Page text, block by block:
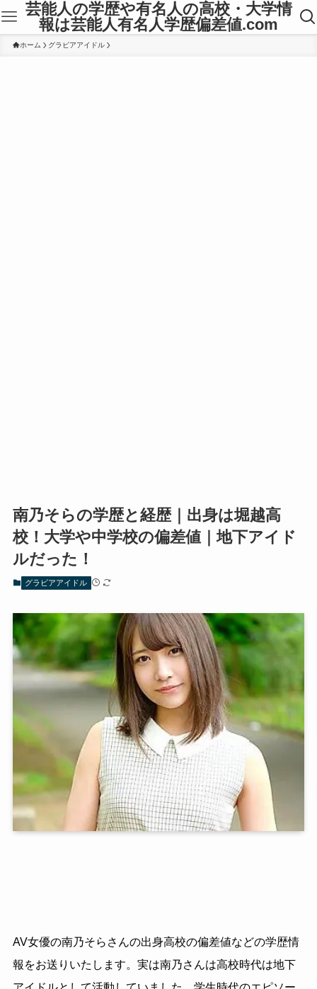
芸能人の学歴や有名人の高校・大学情
報は芸能人有名人学歴偏差値.com
ホーム グラビアアイドル
南乃そらの学歴と経歴｜出身は堀越高
校！大学や中学校の偏差値｜地下アイド
ルだった！
グラビアアイドル
AV女優の南乃そらさんの出身高校の偏差値などの学歴情
報をお送りいたします。実は南乃さんは高校時代は地下